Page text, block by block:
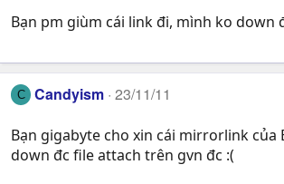
Bạn pm giùm cái link đi, mình ko down
C Candyism 23/11/11
Bạn gigabyte cho xin cái mirrorlink của
down đc file attach trên gvn đc :(